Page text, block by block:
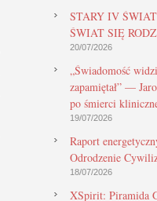
STARY IV
ŚWIAT SIĘ
20/07/2026
„Świadomość
zapamiętał” —
po śmierci
19/07/2026
Raport
Odrodzenie
18/07/2026
XSpirit: Piramida